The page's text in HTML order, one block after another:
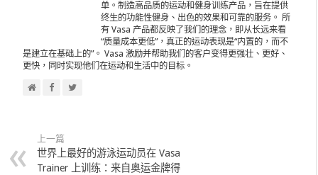
单。制造高品质的运动和健身训练产品，旨在提供
终生的功能性健身、出色的效果和可靠的服务。 所
有 Vasa 产品都反映了我们的理念，即从长远来看
“质量成本更低”，真正的运动表现是“内置的，而不
是建立在基础上的”。 Vasa 激励并帮助我们的客户变得更强壮、更好、
更快，同时实现他们在运动和生活中的目标。
上一篇
世界上最好的游泳运动员在 Vasa
Trainer 上训练：来自奥运金牌得